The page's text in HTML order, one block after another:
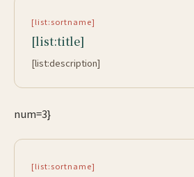
[list:sortname]
[list:title]
[list:description]
num=3}
[list:sortname]